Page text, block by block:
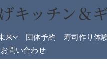
来 団体予約
寿司作り体
お問い合わせ
キッチン＆